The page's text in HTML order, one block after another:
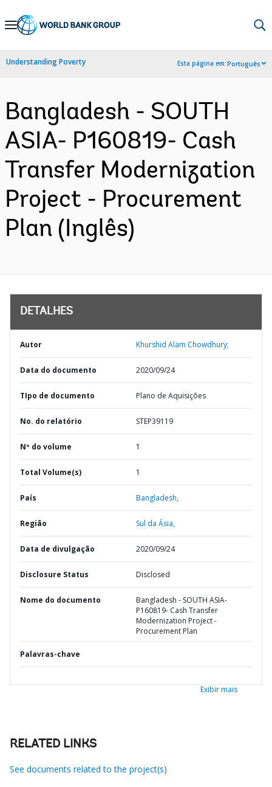
Skip
Navigation
Understanding Poverty Esta página em:Português
Bangladesh - SOUTH
ASIA- P160819- Cash
Transfer Modernization
Project - Procurement
Plan (Inglês)
DETALHES
Autor Khurshid Alam Chowdhury;
Data do documento 2020/09/24
TIpo de documento Plano de Aquisições
No. do relatório STEP39119
Nº do volume 1
Total Volume(s) 1
País Bangladesh,
Região Sul da Ásia,
Data de divulgação 2020/09/24
Disclosure Status Disclosed
Nome do documento
Bangladesh - SOUTH ASIA-
P160819- Cash Transfer
Modernization Project -
Procurement Plan
Palavras-chave
Exibir mais
RELATED LINKS
See documents related to the project(s)